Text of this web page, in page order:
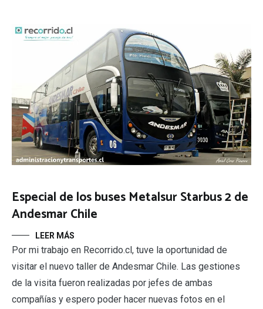
Especial de los buses Metalsur Starbus 2 de
Andesmar Chile
LEER MÁS
Por mi trabajo en Recorrido.cl, tuve la oportunidad de
visitar el nuevo taller de Andesmar Chile. Las gestiones
de la visita fueron realizadas por jefes de ambas
compañías y espero poder hacer nuevas fotos en el